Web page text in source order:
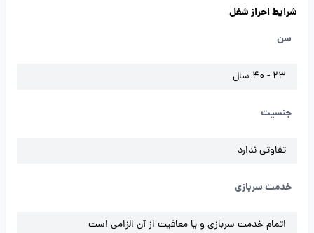
شرایط احراز شغل
سن
23 - 40 سال
جنسیت
تفاوتی ندارد
خدمت سربازی
اتمام خدمت سربازی و یا معافیت از آن الزامی است